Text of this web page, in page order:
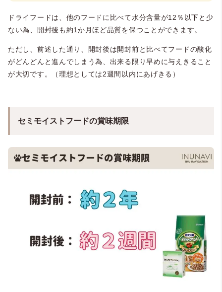
ドライフードは、他のフードに比べて水分含量が12％以下と少
ない為、開封後も約1か月ほど品質を保つことができます。
ただし、前述した通り、開封後は開封前と比べてフードの酸化
がどんどんと進んでしまう為、出来る限り早めに与えきること
が大切です。（理想としては2週間以内にあげきる）
セミモイストフードの賞味期限